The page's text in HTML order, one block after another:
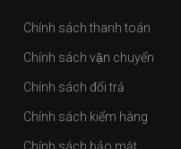
Chính sách thanh toán
Chính sách vận chuyển
Chính sách đổi trả
Chính sách kiểm hàng
Chính sách bảo mật